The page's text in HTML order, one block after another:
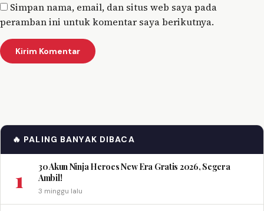
Simpan nama, email, dan situs web saya pada
peramban ini untuk komentar saya berikutnya.
🔥 PALING BANYAK DIBACA
1
30 Akun Ninja Heroes New Era Gratis 2026, Segera
Ambil!
3 minggu lalu